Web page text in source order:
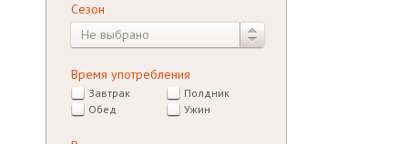
Сезон
Не выбрано
Время употребления
Завтрак
Полдник
Обед
Ужин